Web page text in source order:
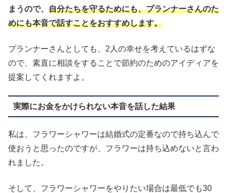
まうので、 自分たちを守るためにも、プランナーさんのた
めにも本音で話すことをおすすめします。
プランナーさんとしても、2人の幸せを考えているはずな
ので、素直に相談をすることで節約のためのアイディアを
提案してくれますよ。
実際にお金をかけられない本音を話した結果
私は、フラワーシャワーは結婚式の定番なので持ち込んで
使おうと思ったのですが、フラワーは持ち込めないと言わ
れました。
そして、フラワーシャワーをやりたい場合は最低でも30